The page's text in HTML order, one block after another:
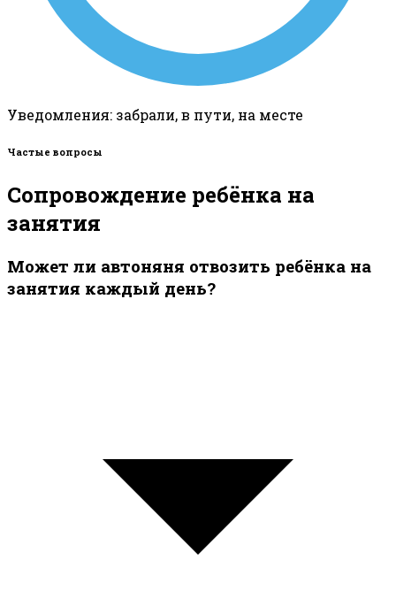
Уведомления: забрали, в пути, на месте
Частые вопросы
Сопровождение ребёнка на
занятия
Может ли автоняня отвозить ребёнка на
занятия каждый день?